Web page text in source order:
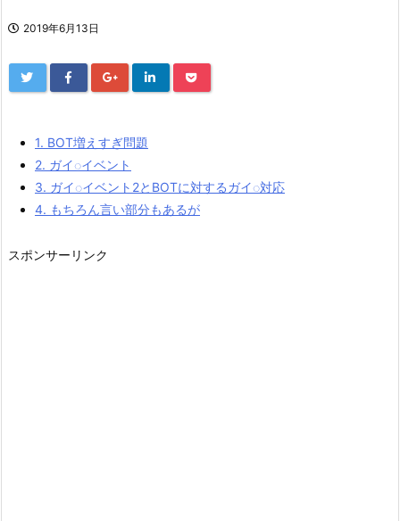
2019年6月13日
1. BOT増えすぎ問題
2. ガイ◌イベント
3. ガイ◌イベント2とBOTに対するガイ◌対応
4. もちろん言い部分もあるが
スポンサーリンク